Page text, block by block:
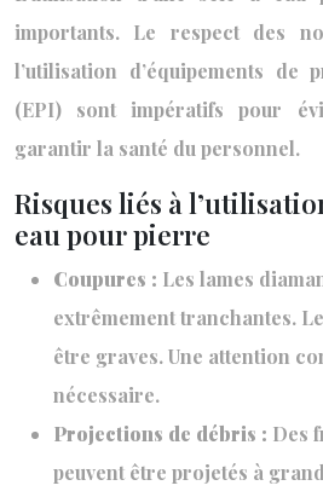
importants. Le respect des
l’utilisation d’équipements de
(EPI) sont impératifs pour
garantir la santé du personnel.
Risques liés à
eau pour pierre
Coupures : Les lames
extrêmement tranchantes.
être graves. Une attention
nécessaire.
Projections de débris : Des
peuvent être projetés à